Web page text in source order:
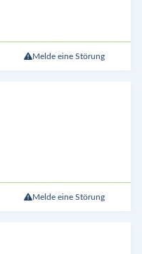
Melde eine Störung
Melde eine Störung